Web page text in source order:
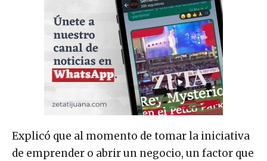
Explicó que al momento de tomar la iniciativa
de emprender o abrir un negocio, un factor que